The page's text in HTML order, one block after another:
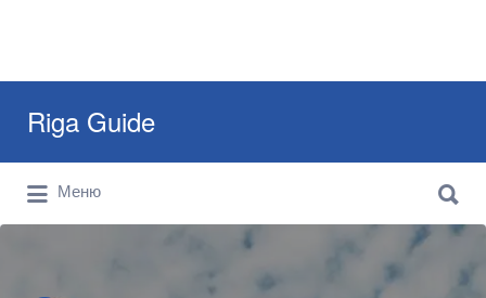
Riga Guide
Travel Tips, Tourist Information, Maps &
Reviews
Меню